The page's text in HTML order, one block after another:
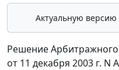
Актуальную версию
Решение Арбитражного
от 11 декабря 2003 г. N